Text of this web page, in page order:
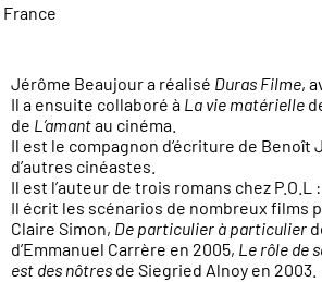
France
Jérôme Beaujour a réalisé Duras Filme,
Il a ensuite collaboré à La vie matérielle
de L’amantau cinéma.
Il est le compagnon d’écriture de
d’autres cinéastes.
Il est l’auteur de trois romans chez P.O.L :
Il écrit les scénarios de nombreux films
Claire Simon, De particulier à particulier
d’Emmanuel Carrère en 2005, Le rôle de
est des nôtres de Siegried Alnoy en 2003.